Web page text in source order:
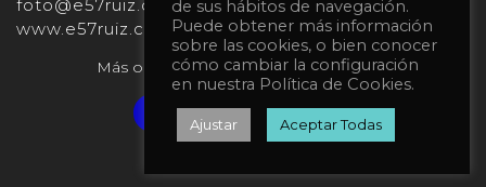
foto@e57ruiz.com
www.e57ruiz.com
Más obras en la galería virtual Singulart:
Verified artist on Singulart
de sus hábitos de navegación.
Puede obtener más información
sobre las cookies, o bien conocer
cómo cambiar la configuración
en nuestra Política de Cookies.
Ajustar Aceptar Todas